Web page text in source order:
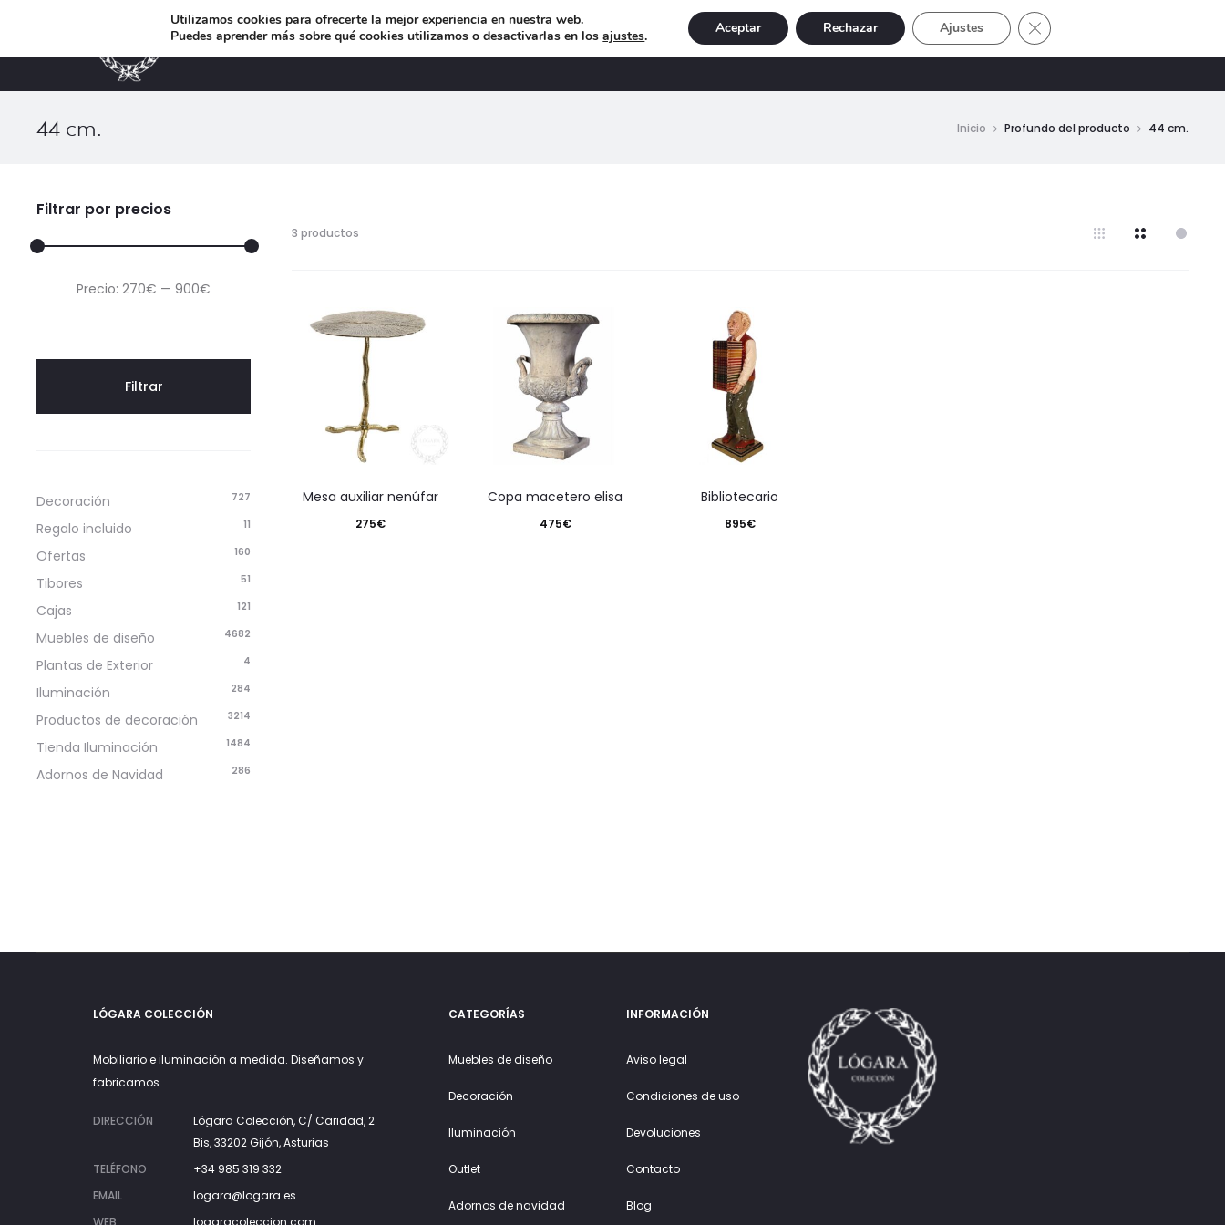
MUEBLES DE DISEÑO ILUMINACIÓN NAVIDAD EXCLUSIVE OFERTAS Buscar
44 cm. Inicio Profundo del producto 44 cm.
3 productos
Ordenado
por
los
últimos
mesa auxiliar nenúfar
275€
copa macetero elisa
475€
bibliotecario
895€
Filtrar por precios
Precio
Precio
Filtrar
Precio: 270€ — 900€
Decoración 727
Regalo incluido 11
Ofertas 160
Tibores 51
Cajas 121
Muebles de diseño 4682
Plantas de Exterior 4
Iluminación 284
Productos de decoración 3214
Tienda Iluminación 1484
Adornos de Navidad 286
LÓGARA COLECCIÓN
Mobiliario e iluminación a medida. Diseñamos y
fabricamos
DIRECCIÓN
Lógara Colección, C/ Caridad, 2
Bis, 33202 Gijón, Asturias
TELÉFONO
+34 985 319 332
EMAIL
logara@logara.es
WEB
logaracoleccion.com
CATEGORÍAS
Muebles de diseño
Decoración
Iluminación
Outlet
Adornos de navidad
INFORMACIÓN
Aviso legal
Condiciones de uso
Devoluciones
Contacto
Blog
Utilizamos cookies para ofrecerte la mejor experiencia en nuestra web.
Puedes aprender más sobre qué cookies utilizamos o desactivarlas en losajustes. Aceptar Rechazar Ajustes Cerrar el banner de cookies